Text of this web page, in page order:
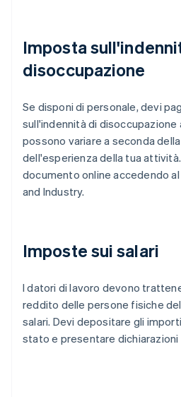
Imposta
disoccupazione
Se disponi di personale, devi
sull'indennità di
possono variare a seconda
dell'esperienza della tua
documento online accedendo
and Industry.
Imposte sui salari
I datori di lavoro devono
reddito delle persone fisiche
salari. Devi depositare gli
stato e presentare dichiarazioni